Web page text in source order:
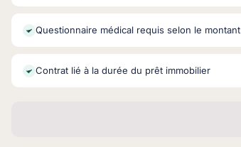
Questionnaire médical requis selon le
Contrat lié à la durée du prêt immobilier